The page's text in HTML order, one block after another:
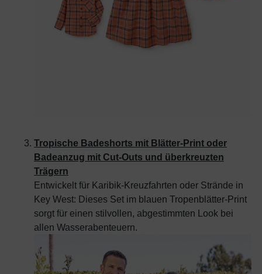
Tropische Badeshorts mit Blätter-Print oder
Badeanzug mit Cut-Outs und überkreuzten
Trägern
Entwickelt für Karibik-Kreuzfahrten oder Strände in
Key West: Dieses Set im blauen Tropenblätter-Print
sorgt für einen stilvollen, abgestimmten Look bei
allen Wasserabenteuern.